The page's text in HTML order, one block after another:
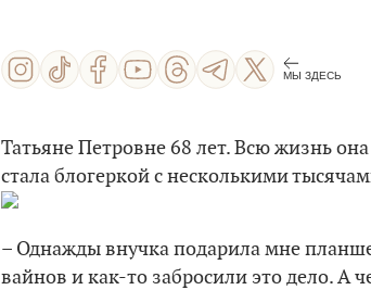
МЫ ЗДЕСЬ
Татьяне Петровне 68 лет. Всю жизнь
стала блогеркой с несколькими
– Однажды внучка подарила мне
вайнов и как-то забросили это дело. А